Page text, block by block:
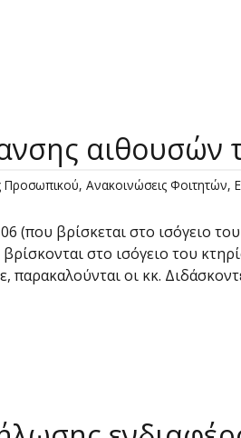
αιθουσών
Προσωπικού, Ανακοινώσεις Φοιτητών,
(που βρίσκεται στο ισόγειο
στο ισόγειο του
παρακαλούνται οι κκ.